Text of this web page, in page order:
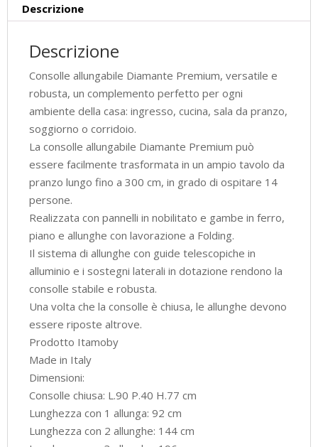
Descrizione
Descrizione
Consolle allungabile Diamante Premium, versatile e
robusta, un complemento perfetto per ogni
ambiente della casa: ingresso, cucina, sala da pranzo,
soggiorno o corridoio.
La consolle allungabile Diamante Premium può
essere facilmente trasformata in un ampio tavolo da
pranzo lungo fino a 300 cm, in grado di ospitare 14
persone.
Realizzata con pannelli in nobilitato e gambe in ferro,
piano e allunghe con lavorazione a Folding.
Il sistema di allunghe con guide telescopiche in
alluminio e i sostegni laterali in dotazione rendono la
consolle stabile e robusta.
Una volta che la consolle è chiusa, le allunghe devono
essere riposte altrove.
Prodotto Itamoby
Made in Italy
Dimensioni:
Consolle chiusa: L.90 P.40 H.77 cm
Lunghezza con 1 allunga: 92 cm
Lunghezza con 2 allunghe: 144 cm